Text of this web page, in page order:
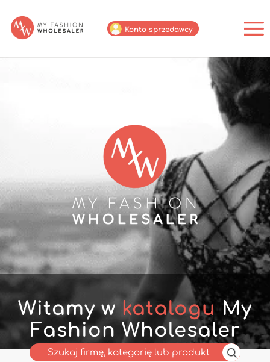
Konto sprzedawcy
Witamy w katalogu My
Fashion Wholesaler